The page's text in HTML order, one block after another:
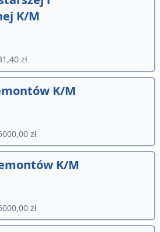
K/M
zł
K/M
zł
K/M
zł